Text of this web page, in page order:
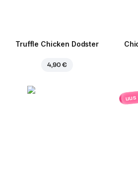
Truffle Chicken Dodster
4,90 €